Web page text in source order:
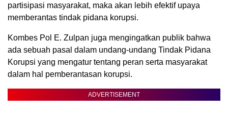
partisipasi masyarakat, maka akan lebih efektif upaya
memberantas tindak pidana korupsi.
Kombes Pol E. Zulpan juga mengingatkan publik bahwa
ada sebuah pasal dalam undang-undang Tindak Pidana
Korupsi yang mengatur tentang peran serta masyarakat
dalam hal pemberantasan korupsi.
ADVERTISEMENT